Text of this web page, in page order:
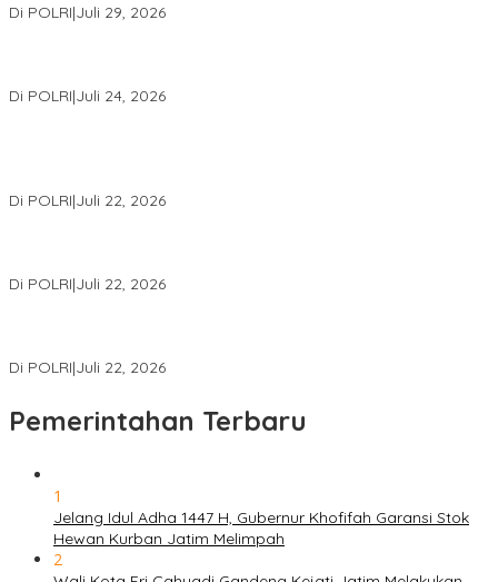
Di POLRI|Juli 29, 2026
Di POLRI|Juli 24, 2026
Di POLRI|Juli 22, 2026
Di POLRI|Juli 22, 2026
Di POLRI|Juli 22, 2026
Pemerintahan Terbaru
1
Jelang Idul Adha 1447 H, Gubernur Khofifah Garansi Stok
Hewan Kurban Jatim Melimpah
2